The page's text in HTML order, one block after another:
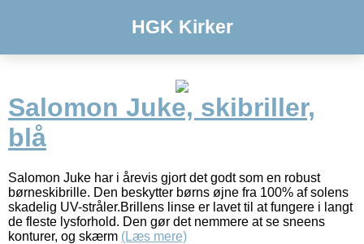
HGK Kirker
Salomon Juke, skibriller,
blå
Salomon Juke har i årevis gjort det godt som en robust
børneskibrille. Den beskytter børns øjne fra 100% af solens
skadelig UV-stråler.Brillens linse er lavet til at fungere i langt
de fleste lysforhold. Den gør det nemmere at se sneens
konturer, og skærm (Læs mere)